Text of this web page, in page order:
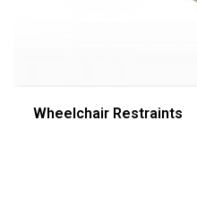
Wheelchair Restraints